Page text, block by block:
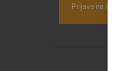
Prijava na